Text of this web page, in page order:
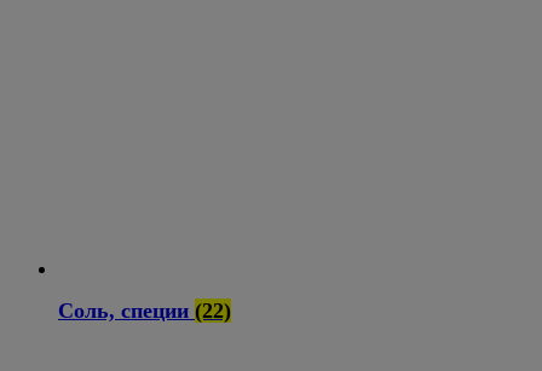
Соль, специи (22)